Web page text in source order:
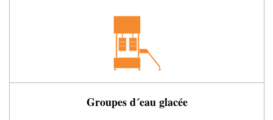
Groupes d´eau glacée